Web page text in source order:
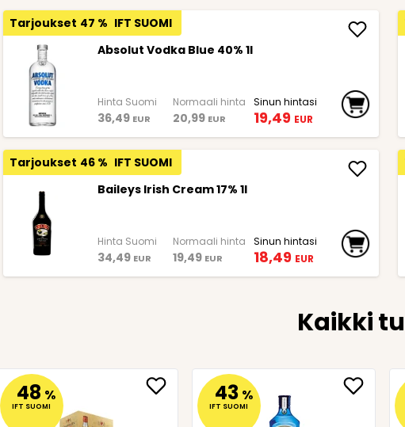
Tarjoukset 47 % IFT SUOMI
Absolut Vodka Blue 40% 1l
Hinta Suomi
36,49 EUR
Normaali hinta
20,99 EUR
Sinun hintasi
19,49 EUR
Tarjoukset 46 % IFT SUOMI
Baileys Irish Cream 17% 1l
Hinta Suomi
34,49 EUR
Normaali hinta
19,49 EUR
Sinun hintasi
18,49 EUR
Kaikki
48 %
IFT SUOMI
43 %
IFT SUOMI